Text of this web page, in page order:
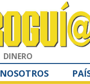
DINERO
NOSOTROS